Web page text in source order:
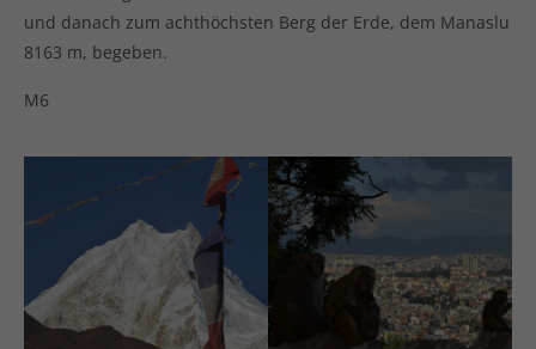
und danach zum achthöchsten Berg der Erde, dem Manaslu
8163 m, begeben.
M6